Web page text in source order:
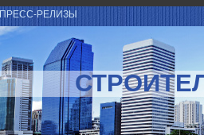
ПРЕСС-РЕЛИЗЫ